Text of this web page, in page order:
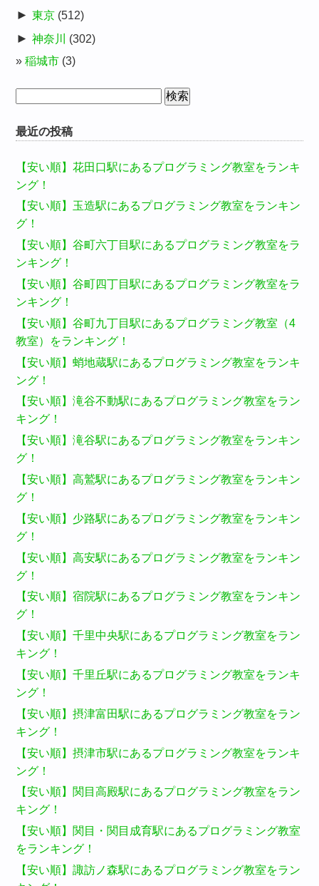
► 東京 (512)
► 神奈川
(302)
稲城市 (3)
最近の投稿
【安い順】花田口駅にあるプログラミング教室をランキ
ング！
【安い順】玉造駅にあるプログラミング教室をランキン
グ！
【安い順】谷町六丁目駅にあるプログラミング教室をラ
ンキング！
【安い順】谷町四丁目駅にあるプログラミング教室をラ
ンキング！
【安い順】谷町九丁目駅にあるプログラミング教室（4
教室）をランキング！
【安い順】蛸地蔵駅にあるプログラミング教室をランキ
ング！
【安い順】滝谷不動駅にあるプログラミング教室をラン
キング！
【安い順】滝谷駅にあるプログラミング教室をランキン
グ！
【安い順】高鷲駅にあるプログラミング教室をランキン
グ！
【安い順】少路駅にあるプログラミング教室をランキン
グ！
【安い順】高安駅にあるプログラミング教室をランキン
グ！
【安い順】宿院駅にあるプログラミング教室をランキン
グ！
【安い順】千里中央駅にあるプログラミング教室をラン
キング！
【安い順】千里丘駅にあるプログラミング教室をランキ
ング！
【安い順】摂津富田駅にあるプログラミング教室をラン
キング！
【安い順】摂津市駅にあるプログラミング教室をランキ
ング！
【安い順】関目高殿駅にあるプログラミング教室をラン
キング！
【安い順】関目・関目成育駅にあるプログラミング教室
をランキング！
【安い順】諏訪ノ森駅にあるプログラミング教室をラン